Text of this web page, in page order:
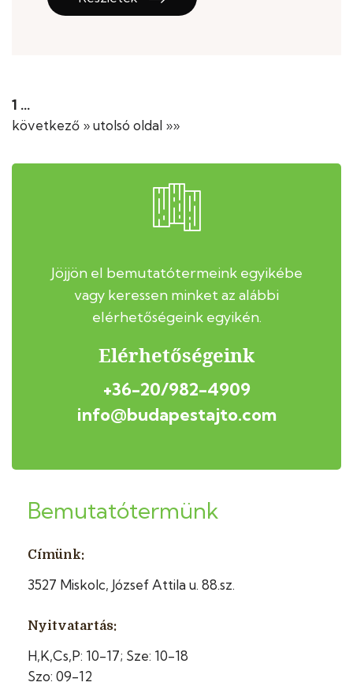
1 ...
következő »utolsó oldal »»
Jöjjön el bemutatótermeink egyikébe
vagy keressen minket az alábbi
elérhetőségeink egyikén.
Elérhetőségeink
+36-20/982-4909
info@budapestajto.com
Bemutatótermünk
Címünk:
3527 Miskolc, József Attila u. 88.sz.
Nyitvatartás:
H,K,Cs,P: 10-17; Sze: 10-18
Szo: 09-12